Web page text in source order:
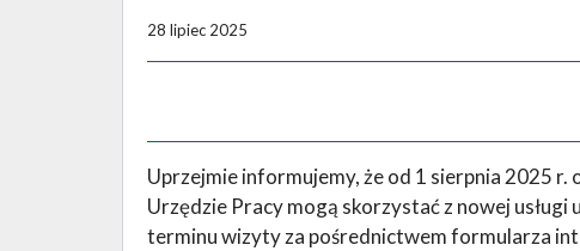
28 lipiec 2025
Uprzejmie informujemy, że od 1 sierpnia 2025
Urzędzie Pracy mogą skorzystać z nowej
terminu wizyty za pośrednictwem formularza